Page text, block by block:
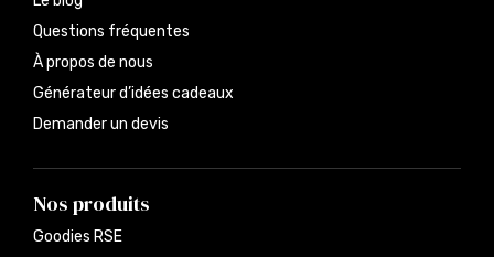
Questions fréquentes
À propos de nous
Générateur d’idées cadeaux
Demander un devis
Nos produits
Goodies RSE